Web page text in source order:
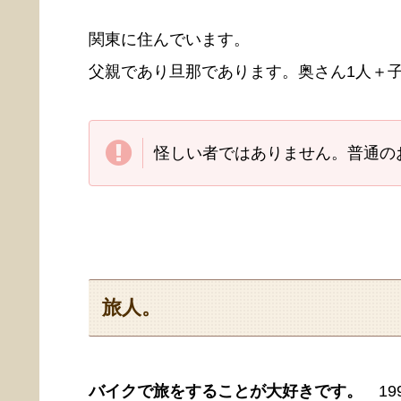
関東に住んでいます。
父親であり旦那であります。奥さん1人＋
怪しい者ではありません。普通
旅人。
バイクで旅をすることが大好きです。